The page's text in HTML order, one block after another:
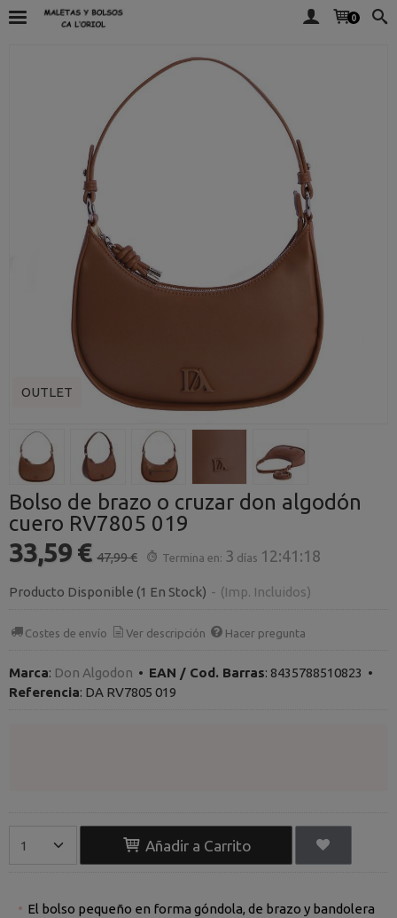
0
OUTLET
Bolso de brazo o cruzar don algodón
cuero RV7805 019
33,59 € 47,99 € Termina en: 3 días 12:41:18
Producto Disponible (1 En Stock) - (Imp. Incluidos)
Costes de envío Ver descripción Hacer pregunta
Marca: Don Algodon • EAN / Cod. Barras: 8435788510823 •
Referencia: DA RV7805 019
Añadir a Carrito
El bolso pequeño en forma góndola, de brazo y bandolera